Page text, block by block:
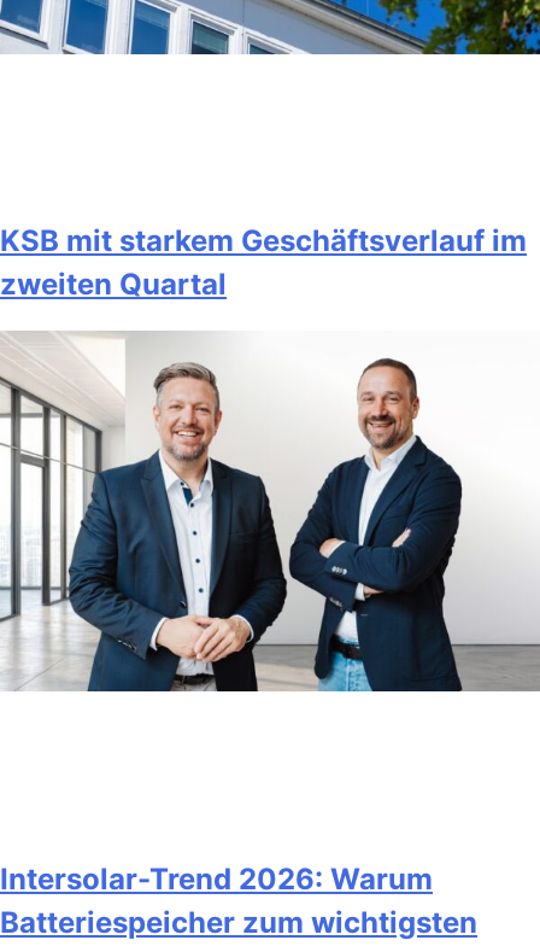
KSB mit starkem Geschäftsverlauf im
zweiten Quartal
Intersolar-Trend 2026: Warum
Batteriespeicher zum wichtigsten